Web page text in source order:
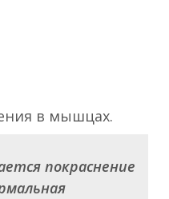
в мышцах.
покраснение